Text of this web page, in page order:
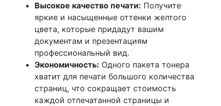
Высокое качество печати: Получите
яркие и насыщенные оттенки желтого
цвета, которые придадут вашим
документам и презентациям
профессиональный вид.
Экономичность: Одного пакета тонера
хватит для печати большого количества
страниц, что сокращает стоимость
каждой отпечатанной страницы и